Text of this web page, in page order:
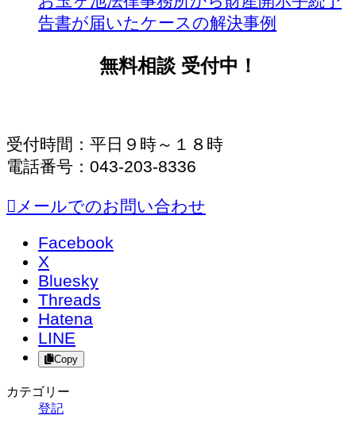
告書が届いたケースの解決事例
無料相談 受付中！
受付時間：平日９時～１８時
電話番号：043-203-8336
メールでのお問い合わせ
Facebook
X
Bluesky
Threads
Hatena
LINE
Copy
カテゴリー
登記